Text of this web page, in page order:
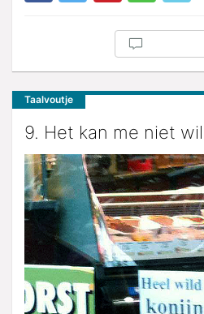
Taalvoutje
9. Het kan me niet